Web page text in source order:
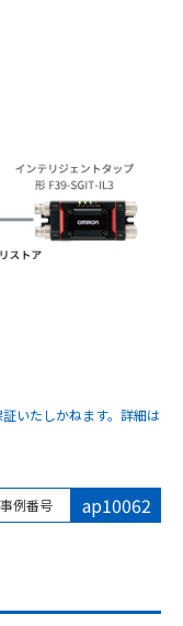
いたしかねます。詳細は
事例番号 ap10062